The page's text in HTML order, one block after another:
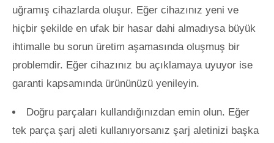
uğramış cihazlarda oluşur. Eğer cihazınız yeni ve
hiçbir şekilde en ufak bir hasar dahi almadıysa büyük
ihtimalle bu sorun üretim aşamasında oluşmuş bir
problemdir. Eğer cihazınız bu açıklamaya uyuyor ise
garanti kapsamında ürününüzü yenileyin.
Doğru parçaları kullandığınızdan emin olun. Eğer
tek parça şarj aleti kullanıyorsanız şarj aletinizi başka